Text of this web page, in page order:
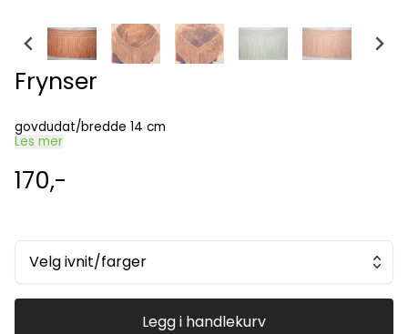
Frynser
govdudat/bredde 14 cm
Les mer
170,-
Velg ivnit/farger
Legg i handlekurv